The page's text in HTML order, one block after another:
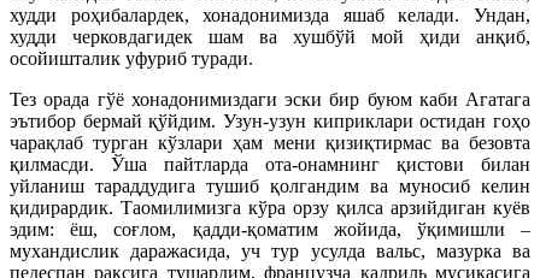
худди роҳибалардек, хонадонимизда яшаб келади. Ундан,
худди черковдагидек шам ва хушбўй мой ҳиди анқиб,
осойишталик уфуриб туради.
Тез орада гўё хонадонимиздаги эски бир буюм каби Агатага
эътибор бермай қўйдим. Узун-узун киприклари остидан гоҳо
чарақлаб турган кўзлари ҳам мени қизиқтирмас ва безовта
қилмасди. Ўша пайтларда ота-онамнинг қистови билан
уйланиш тараддудига тушиб қолгандим ва муносиб келин
қидирардик. Таомилимизга кўра орзу қилса арзийдиган куёв
эдим: ёш, соғлом, қадди-қоматим жойида, ўқимишли –
мухандислик даражасида, уч тур усулда вальс, мазурка ва
педеспан рақсига тушардим, французча кадриль мусиқасига